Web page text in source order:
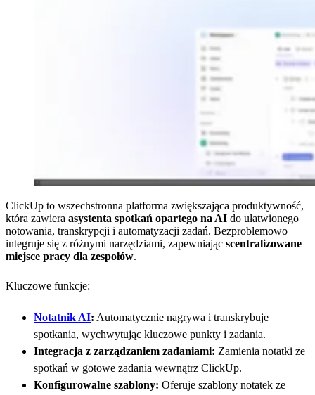
ClickUp to wszechstronna platforma zwiększająca produktywność,
która zawiera asystenta spotkań opartego na AI do ułatwionego
notowania, transkrypcji i automatyzacji zadań. Bezproblemowo
integruje się z różnymi narzędziami, zapewniając scentralizowane
miejsce pracy dla zespołów.
Kluczowe funkcje:
Notatnik AI: Automatycznie nagrywa i transkrybuje
spotkania, wychwytując kluczowe punkty i zadania.
Integracja z zarządzaniem zadaniami: Zamienia notatki ze
spotkań w gotowe zadania wewnątrz ClickUp.
Konfigurowalne szablony: Oferuje szablony notatek ze